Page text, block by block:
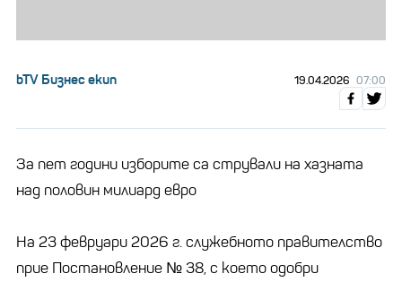
bTV Бизнес екип 19.04.2026 07:00
За пет години изборите са стрували на хазната
над половин милиард евро
На 23 февруари 2026 г. служебното правителство
прие Постановление № 38, с което одобри